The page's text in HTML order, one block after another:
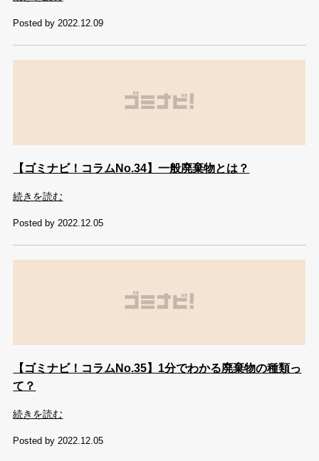
Posted by 2022.12.09
【ゴミナビ！コラムNo.34】一般廃棄物とは？
続きを読む
Posted by 2022.12.05
【ゴミナビ！コラムNo.35】1分でわかる廃棄物の種類っ
て？
続きを読む
Posted by 2022.12.05